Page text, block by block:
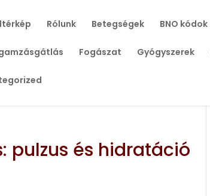
Rólunk Betegségek BNO kódok
Fogászat Gyógyszerek
pulzus és hidratáció